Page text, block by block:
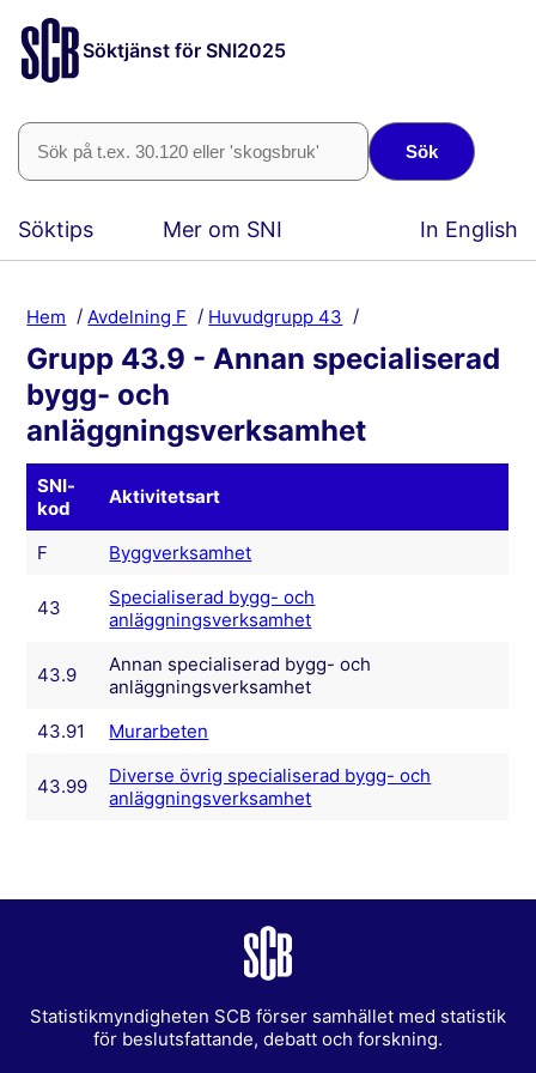
Söktjänst för SNI2025
Sök
Söktips Mer om SNI In English
Hem Avdelning F Huvudgrupp 43
Grupp 43.9 - Annan specialiserad
bygg- och
anläggningsverksamhet
SNI-
kod
Aktivitetsart
F Byggverksamhet
43
Specialiserad bygg- och
anläggningsverksamhet
43.9
Annan specialiserad bygg- och
anläggningsverksamhet
43.91
Murarbeten
43.99
Diverse övrig specialiserad bygg- och
anläggningsverksamhet
Statistikmyndigheten SCB förser samhället med statistik
för beslutsfattande, debatt och forskning.